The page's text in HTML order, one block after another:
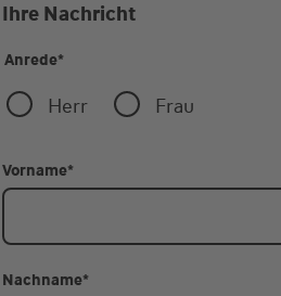
Ihre Nachricht
Anrede*
Herr Frau
Vorname*
Nachname*